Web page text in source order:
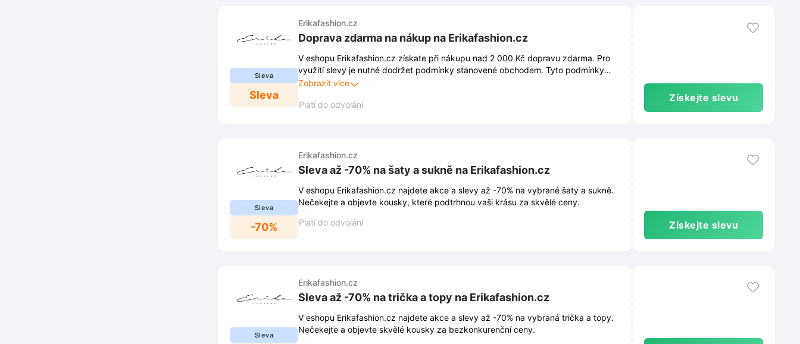
Sleva
Sleva
Erikafashion.cz
Doprava zdarma na nákup na Erikafashion.cz
V eshopu Erikafashion.cz získate při nákupu nad 2 000 Kč dopravu zdarma. Pro
využití slevy je nutné dodržet podmínky stanovené obchodem. Tyto podmínky
jsou zveřejněny na webových stránkách obchodu a mohou se průběžně měnit.
Zobrazit více
Platí do odvolání
Získejte slevu
Sleva
-70%
Erikafashion.cz
Sleva až -70% na šaty a sukně na Erikafashion.cz
V eshopu Erikafashion.cz najdete akce a slevy až -70% na vybrané šaty a sukně.
Nečekejte a objevte kousky, které podtrhnou vaši krásu za skvělé ceny.
Platí do odvolání
Získejte slevu
Sleva
Erikafashion.cz
Sleva až -70% na trička a topy na Erikafashion.cz
V eshopu Erikafashion.cz najdete akce a slevy až -70% na vybraná trička a topy.
Nečekejte a objevte skvělé kousky za bezkonkurenční ceny.